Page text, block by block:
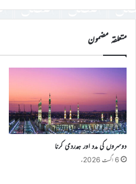
درج
کریں
متعلقہ مضمون
دوسروں کی مدد اور ہمدردی کرنا
6 اگست 2026ء